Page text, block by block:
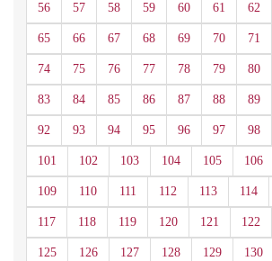
56 57 58 59 60 61 62
65 66 67 68 69 70 71
74 75 76 77 78 79 80
83 84 85 86 87 88 89
92 93 94 95 96 97 98
101 102 103 104 105 106
109 110 111 112 113 114
117 118 119 120 121 122
125 126 127 128 129 130